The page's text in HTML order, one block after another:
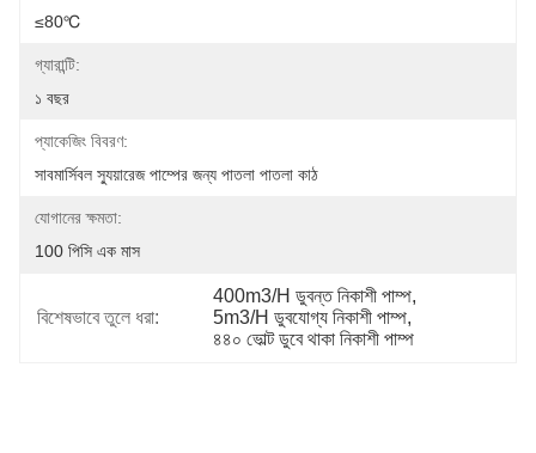
≤80℃
গ্যারান্টি:
১ বছর
প্যাকেজিং বিবরণ:
সাবমার্সিবল স্যুয়ারেজ পাম্পের জন্য পাতলা পাতলা কাঠ
যোগানের ক্ষমতা:
100 পিসি এক মাস
বিশেষভাবে তুলে ধরা:
400m3/H ডুবন্ত নিকাশী পাম্প,
5m3/H ডুবযোগ্য নিকাশী পাম্প,
৪৪০ ভোল্ট ডুবে থাকা নিকাশী পাম্প